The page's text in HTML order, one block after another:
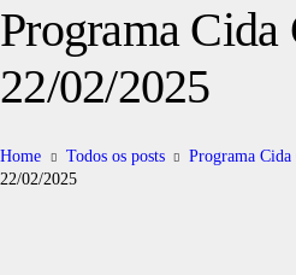
Programa Cida
22/02/2025
Home Todos os posts Programa Cida
22/02/2025